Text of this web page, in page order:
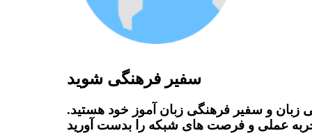
سفیر فرهنگی شوید
زبان و سفیر فرهنگی زبان آموز خود هستید.